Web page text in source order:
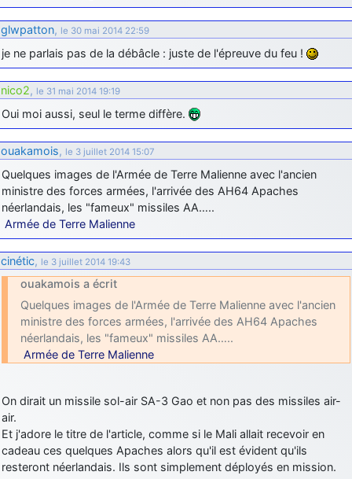
jericho: Pour moi tout est à nouveau OK dirait-on… Merci à toi.
d9pouces: En espérant n’avoir coupé les accessoires de personne
au passage !
: j'ai trouvé un palliatif un peu violent, mais ça devrait aller
un peu mieux
d9pouces: cette fois, c'est le Brésil et Singapour qui mettent le site
par terre
jericho : Ah ben je peux te confirmer que j'étais resté dans le filtre…
d9pouces: Désolé ! Mon filtrage a été un peu trop violent
manifestement
tout voir
glwpatton, le 30 mai 2014 22:59
je ne parlais pas de la débâcle : juste de l'épreuve du feu !
nico2, le 31 mai 2014 19:19
Oui moi aussi, seul le terme diffère.
ouakamois, le 3 juillet 2014 15:07
Quelques images de l'Armée de Terre Malienne avec l'ancien
ministre des forces armées, l'arrivée des AH64 Apaches
néerlandais, les "fameux" missiles AA…..
Armée de Terre Malienne
cinétic, le 3 juillet 2014 19:43
ouakamois a écrit
Quelques images de l'Armée de Terre Malienne avec l'ancien
ministre des forces armées, l'arrivée des AH64 Apaches
néerlandais, les "fameux" missiles AA…..
Armée de Terre Malienne
On dirait un missile sol-air SA-3 Gao et non pas des missiles air-
air.
Et j'adore le titre de l'article, comme si le Mali allait recevoir en
cadeau ces quelques Apaches alors qu'il est évident qu'ils
resteront néerlandais. Ils sont simplement déployés en mission.